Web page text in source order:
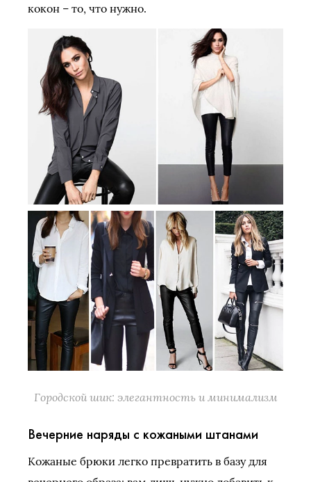
кокон – то, что нужно.
Городской шик: элегантность и минимализм
Вечерние наряды с кожаными штанами
Кожаные брюки легко превратить в базу для